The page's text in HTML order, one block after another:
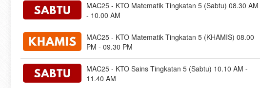
MAC25 - KTO Matematik Tingkatan 5 (Sabtu) 08.30 AM
- 10.00 AM
MAC25 - KTO Matematik Tingkatan 5 (KHAMIS) 08.00
PM - 09.30 PM
MAC25 - KTO Sains Tingkatan 5 (Sabtu) 10.10 AM -
11.40 AM